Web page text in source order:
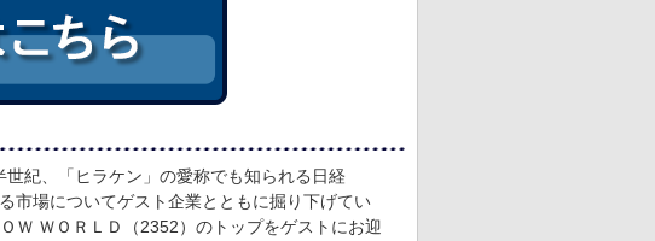
紀、「ヒラケン」の愛称でも知られる日経
市場についてゲスト企業とともに掘り下げてい
Ｗ ＷＯＲＬＤ（2352）のトップをゲストにお迎